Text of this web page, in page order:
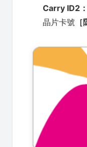
Carry ID2：
晶片卡號